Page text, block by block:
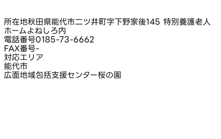
所在地秋田県能代市二ツ井町字下野家後145 特別養護老人
ホームよねしろ内
電話番号0185-73-6662
FAX番号-
対応エリア
能代市
広面地域包括支援センター桜の園